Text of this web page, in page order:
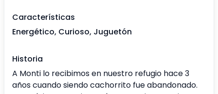
Características
Energético, Curioso, Juguetón
Historia
A Monti lo recibimos en nuestro refugio hace 3
años cuando siendo cachorrito fue abandonado.